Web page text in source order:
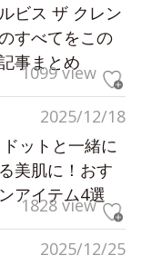
ビス ザ クレン
すべてをこの
事まとめ
1099 view
2025/12/18
ットと一緒に
美肌に！おす
アイテム4選
1828 view
2025/12/25